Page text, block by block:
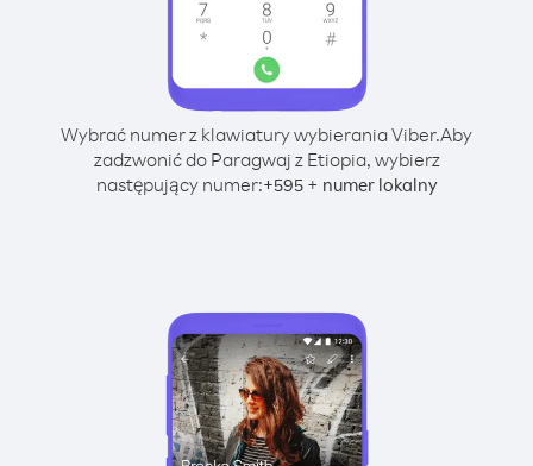
Wybrać numer z klawiatury wybierania Viber.Aby
zadzwonić do Paragwaj z Etiopia, wybierz
następujący numer:+595+ numer lokalny